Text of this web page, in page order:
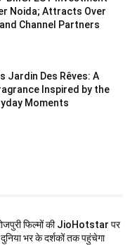
Noida; Attracts Over
Channel Partners
Jardin Des Rêves: A
Inspired by the
Moments
फिल्मों की JioHotstar पर
भर के दर्शकों तक पहुंचेगा